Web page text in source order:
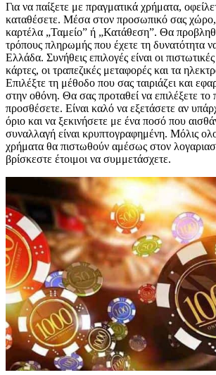
Για να παίξετε με πραγματικά χρήματα,
καταθέσετε. Μέσα στον προσωπικό σας χώρο,
καρτέλα „Ταμείο” ή „Κατάθεση”. Θα
τρόπους πληρωμής που έχετε τη δυνατότητα
Ελλάδα. Συνήθεις επιλογές είναι οι
κάρτες, οι τραπεζικές μεταφορές και τα
Επιλέξτε τη μέθοδο που σας ταιριάζει και
στην οθόνη. Θα σας προταθεί να επιλέξετε
προσθέσετε. Είναι καλό να εξετάσετε αν
όριο και να ξεκινήσετε με ένα ποσό που
συναλλαγή είναι κρυπτογραφημένη. Μόλις
χρήματα θα πιστωθούν αμέσως στον
βρίσκεστε έτοιμοι να συμμετάσχετε.